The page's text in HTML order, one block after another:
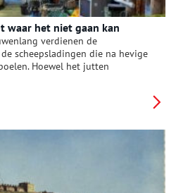
waar het niet gaan kan
verdienen de
scheepsladingen die na hevige
Hoewel het jutten